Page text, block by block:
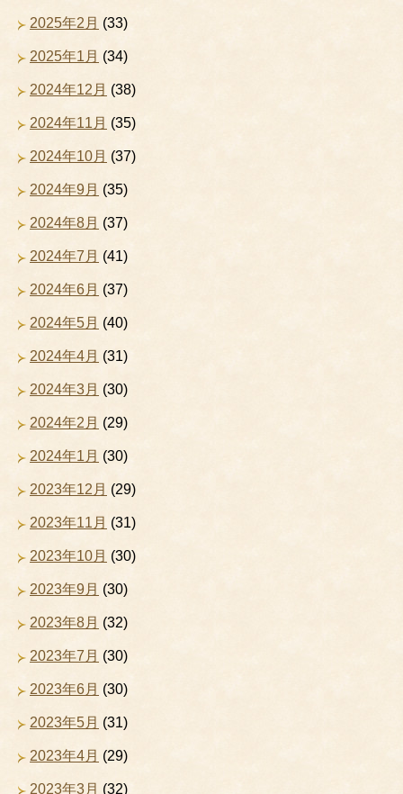
2025年2月 (33)
2025年1月 (34)
2024年12月 (38)
2024年11月 (35)
2024年10月 (37)
2024年9月 (35)
2024年8月 (37)
2024年7月 (41)
2024年6月 (37)
2024年5月 (40)
2024年4月 (31)
2024年3月 (30)
2024年2月 (29)
2024年1月 (30)
2023年12月 (29)
2023年11月 (31)
2023年10月 (30)
2023年9月 (30)
2023年8月 (32)
2023年7月 (30)
2023年6月 (30)
2023年5月 (31)
2023年4月 (29)
2023年3月 (32)